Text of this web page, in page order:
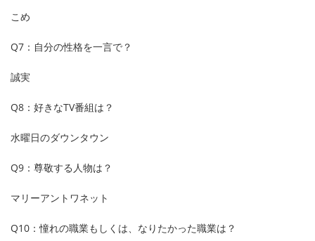
こめ
Q7：自分の性格を一言で？
誠実
Q8：好きなTV番組は？
水曜日のダウンタウン
Q9：尊敬する人物は？
マリーアントワネット
Q10：憧れの職業もしくは、なりたかった職業は？